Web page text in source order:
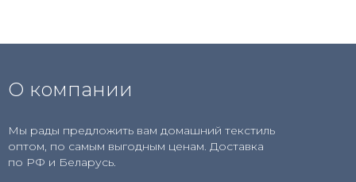
О компании
Мы рады предложить вам домашний текстиль
оптом, по самым выгодным ценам. Доставка
по РФ и Беларусь.